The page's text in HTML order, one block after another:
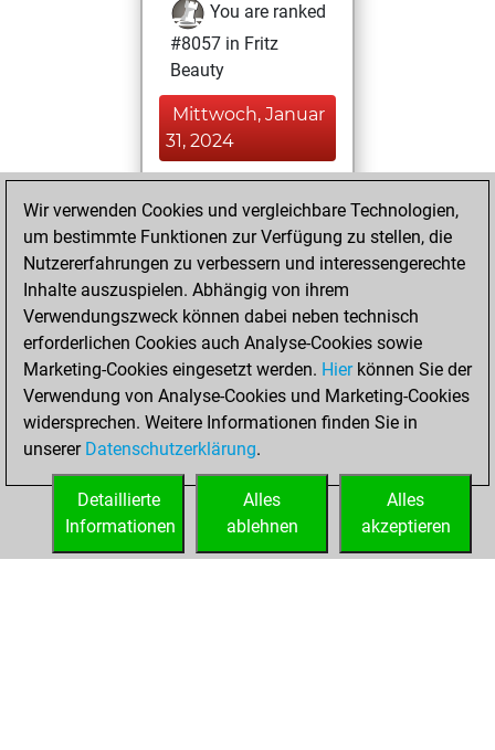
You are ranked
#8057 in Fritz
Beauty
Mittwoch, Januar
31, 2024
BeautyScore of 31
Fritz
achieved a new Elo
of 1540
Donnerstag,
Dezember 28,
2023
You created
your Fritz account
Wir verwenden Cookies und vergleichbare Technologien,
um bestimmte Funktionen zur Verfügung zu stellen, die
Nutzererfahrungen zu verbessern und interessengerechte
Inhalte auszuspielen. Abhängig von ihrem
Verwendungszweck können dabei neben technisch
erforderlichen Cookies auch Analyse-Cookies sowie
Marketing-Cookies eingesetzt werden. Hierkönnen Sie der
Verwendung von Analyse-Cookies und Marketing-Cookies
widersprechen. Weitere Informationen finden Sie in
unserer Datenschutzerklärung.
Alles
akzeptieren
Alles
ablehnen
Detaillierte
Informationen